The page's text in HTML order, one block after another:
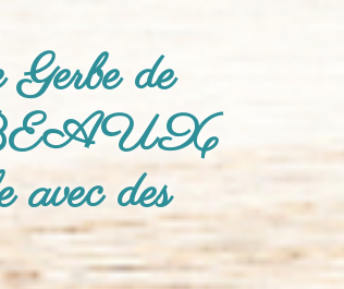
de
avec des